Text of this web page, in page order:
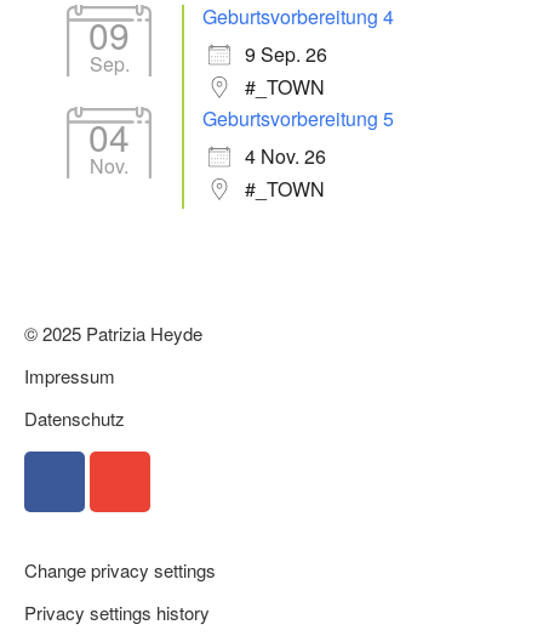
09
Sep.
Geburtsvorbereitung 4
9 Sep. 26
#_TOWN
04
Nov.
Geburtsvorbereitung 5
4 Nov. 26
#_TOWN
© 2025 Patrizia Heyde
Impressum
Datenschutz
Change privacy settings
Privacy settings history